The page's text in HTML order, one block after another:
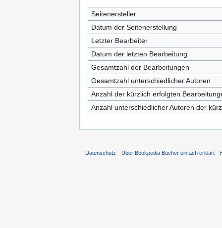
Seitenersteller
Datum der Seitenerstellung
Letzter Bearbeiter
Datum der letzten Bearbeitung
Gesamtzahl der Bearbeitungen
Gesamtzahl unterschiedlicher Autoren
Anzahl der kürzlich erfolgten
Anzahl unterschiedlicher Autoren der
Datenschutz Über Bookpedia Bücher einfach erklärt